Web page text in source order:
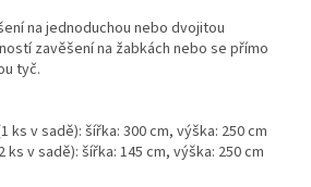
na jednoduchou nebo dvojitou
zavěšení na žabkách nebo se přímo
tyč.
ks v sadě): šířka: 300 cm, výška: 250 cm
v sadě): šířka: 145 cm, výška: 250 cm